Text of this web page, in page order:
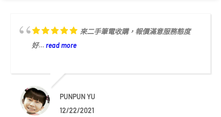
來二手筆電收購，報價滿意服務態度
好... read more
PUNPUN YU
12/22/2021